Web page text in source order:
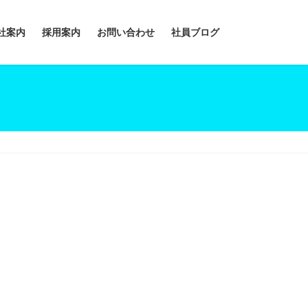
案内 採用案内 お問い合わせ 社員ブログ